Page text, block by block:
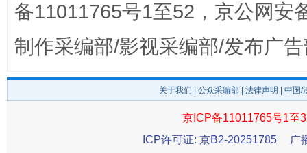
完善运行机制助力责任有效落实 一纸欠
备11011765号1至52，京公网安
制作采编部/影视采编部/发布广
关于我们 公众采编部 法律声明 | 中国
京ICP备11011765号1至
ICP许可证: 京B2-20251785
广